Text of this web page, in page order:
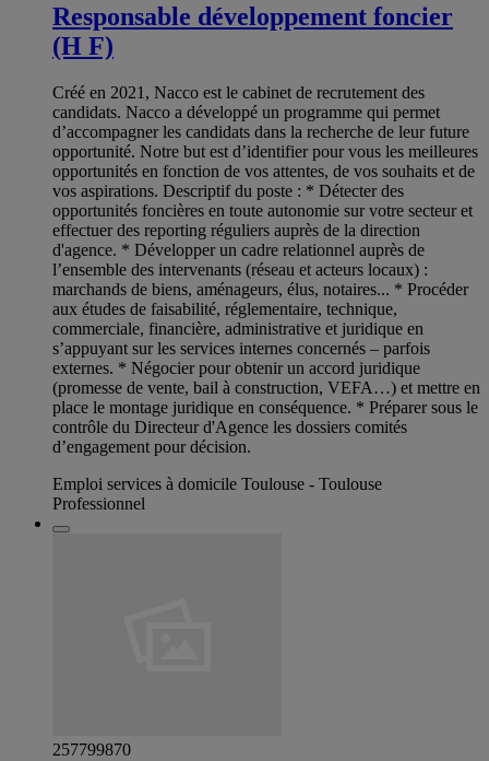
Responsable développement foncier
(H F)
Créé en 2021, Nacco est le cabinet de recrutement des
candidats. Nacco a développé un programme qui permet
d’accompagner les candidats dans la recherche de leur future
opportunité. Notre but est d’identifier pour vous les meilleures
opportunités en fonction de vos attentes, de vos souhaits et de
vos aspirations. Descriptif du poste : * Détecter des
opportunités foncières en toute autonomie sur votre secteur et
effectuer des reporting réguliers auprès de la direction
d'agence. * Développer un cadre relationnel auprès de
l’ensemble des intervenants (réseau et acteurs locaux) :
marchands de biens, aménageurs, élus, notaires... * Procéder
aux études de faisabilité, réglementaire, technique,
commerciale, financière, administrative et juridique en
s’appuyant sur les services internes concernés – parfois
externes. * Négocier pour obtenir un accord juridique
(promesse de vente, bail à construction, VEFA…) et mettre en
place le montage juridique en conséquence. * Préparer sous le
contrôle du Directeur d'Agence les dossiers comités
d’engagement pour décision.
Emploi services à domicile Toulouse - Toulouse
Professionnel
257799870